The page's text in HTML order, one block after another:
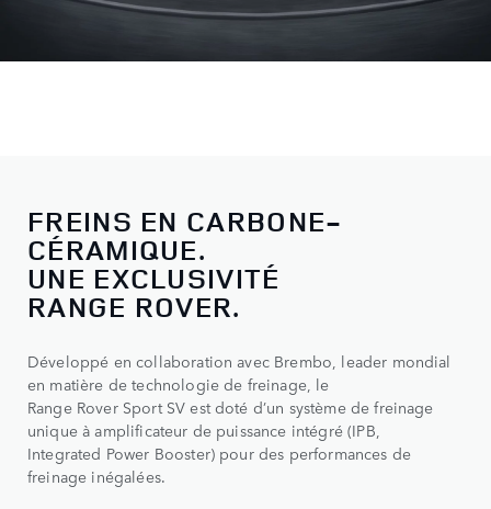
FREINS EN CARBONE-
CÉRAMIQUE.
UNE EXCLUSIVITÉ
RANGE ROVER.
Développé en collaboration avec Brembo, leader mondial
en matière de technologie de freinage, le
Range Rover Sport SV est doté d’un système de freinage
unique à amplificateur de puissance intégré (IPB,
Integrated Power Booster) pour des performances de
freinage inégalées.